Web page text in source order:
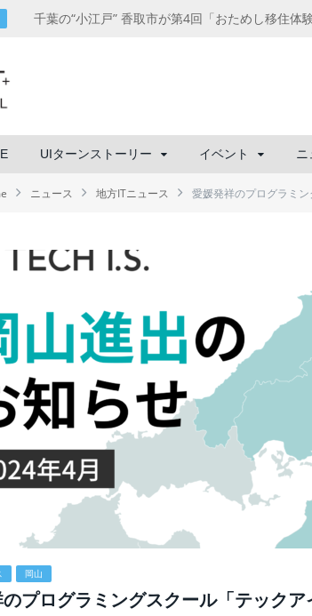
UIターンストーリー イベント ニ
ニュース 地方ITニュース 愛媛発祥のプログラミ
岡山
プログラミングスクール「テック